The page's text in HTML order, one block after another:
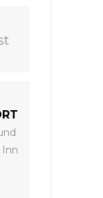
Inn